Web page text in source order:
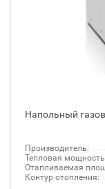
Напольный
Производитель:
Тепловая
Отапливаемая
Контур отопления: